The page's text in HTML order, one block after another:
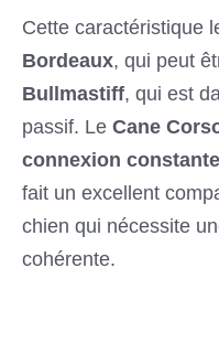
Cette caractéristique
Bordeaux, qui peut
Bullmastiff, qui est
passif. Le Cane
connexion
fait un excellent
chien qui nécessite
cohérente.